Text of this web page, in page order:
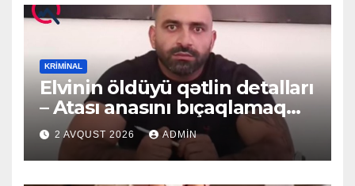
KRIMINAL
Elvinin öldüyü qətlin detalları
– Atası anasını bıçaqlamaq
istəyirmiş
2 AVQUST 2026 ADMIN